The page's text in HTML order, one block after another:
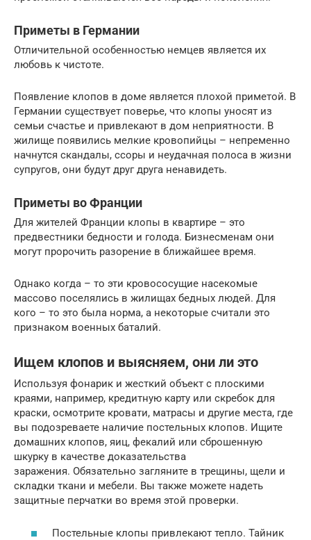
Приметы в Германии
Отличительной особенностью немцев является их
любовь к чистоте.
Появление клопов в доме является плохой приметой. В
Германии существует поверье, что клопы уносят из
семьи счастье и привлекают в дом неприятности. В
жилище появились мелкие кровопийцы – непременно
начнутся скандалы, ссоры и неудачная полоса в жизни
супругов, они будут друг друга ненавидеть.
Приметы во Франции
Для жителей Франции клопы в квартире – это
предвестники бедности и голода. Бизнесменам они
могут пророчить разорение в ближайшее время.
Однако когда – то эти кровососущие насекомые
массово поселялись в жилищах бедных людей. Для
кого – то это была норма, а некоторые считали это
признаком военных баталий.
Ищем клопов и выясняем, они ли это
Используя фонарик и жесткий объект с плоскими
краями, например, кредитную карту или скребок для
краски, осмотрите кровати, матрасы и другие места, где
вы подозреваете наличие постельных клопов. Ищите
домашних клопов, яиц, фекалий или сброшенную
шкурку в качестве доказательства
заражения. Обязательно загляните в трещины, щели и
складки ткани и мебели. Вы также можете надеть
защитные перчатки во время этой проверки.
Постельные клопы привлекают тепло. Тайник